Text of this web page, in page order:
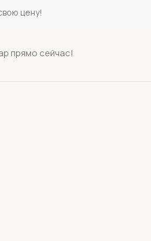
цену!
прямо сейчас!